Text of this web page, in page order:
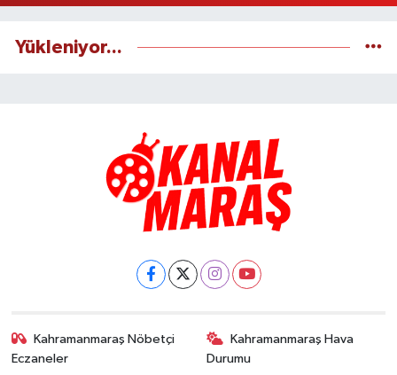
Yükleniyor...
Kahramanmaraş Nöbetçi
Eczaneler
Kahramanmaraş Hava
Durumu